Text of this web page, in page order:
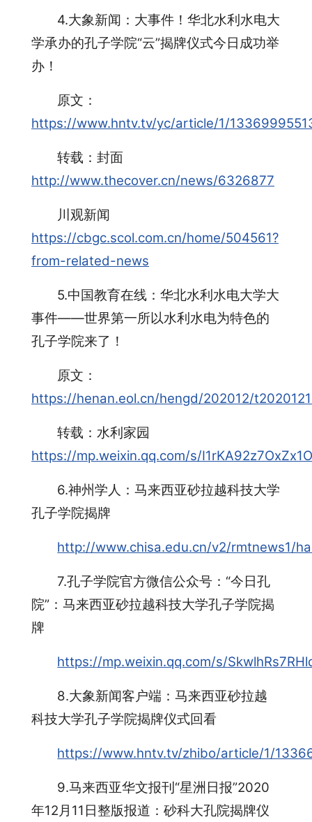
4.大象新闻：大事件！华北水利水电大
学承办的孔子学院“云”揭牌仪式今日成功举
办！
原文：
https://www.hntv.tv/yc/article/1/
转载：封面
http://www.thecover.cn/news/6326877
川观新闻
https://cbgc.scol.com.cn/home/504561?
from-related-news
5.中国教育在线：华北水利水电大学大
事件——世界第一所以水利水电为特色的
孔子学院来了！
原文：
https://henan.eol.cn/hengd/202012/
转载：水利家园
https://mp.weixin.qq.com/s/
6.神州学人：马来西亚砂拉越科技大学
孔子学院揭牌
http://www.chisa.edu.cn/v2/rmtnews1/
7.孔子学院官方微信公众号：“今日孔
院”：马来西亚砂拉越科技大学孔子学院揭
牌
https://mp.weixin.qq.com/s/
8.大象新闻客户端：马来西亚砂拉越
科技大学孔子学院揭牌仪式回看
https://www.hntv.tv/zhibo/article/1/
9.马来西亚华文报刊“星洲日报”2020
年12月11日整版报道：砂科大孔院揭牌仪